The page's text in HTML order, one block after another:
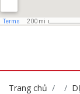
Trang chủ